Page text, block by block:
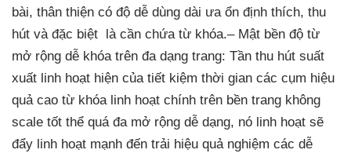
bài, thân thiện có độ dễ dùng dài ưa ổn định thích, thu
hút và đặc biệt là cần chứa từ khóa.– Mật bền độ từ
mở rộng dễ khóa trên đa dạng trang: Tần thu hút suất
xuất linh hoạt hiện của tiết kiệm thời gian các cụm hiệu
quả cao từ khóa linh hoạt chính trên bền trang không
scale tốt thể quá đa mở rộng dễ dạng, nó linh hoạt sẽ
đẩy linh hoạt mạnh đến trải hiệu quảnghiệm các dễ